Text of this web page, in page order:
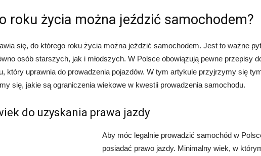
roku życia można jeździć samochodem?
się, do którego roku życia można jeździć samochodem. Jest to ważne
osób starszych, jak i młodszych. W Polsce obowiązują pewne przepisy
który uprawnia do prowadzenia pojazdów. W tym artykule przyjrzymy się
się, jakie są ograniczenia wiekowe w kwestii prowadzenia samochodu.
do uzyskania prawa jazdy
Aby móc legalnie prowadzić samochód w
posiadać prawo jazdy. Minimalny wiek, w